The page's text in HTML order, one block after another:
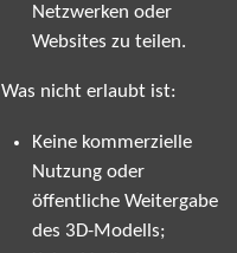
Netzwerken oder
Websites zu teilen.
Was nicht erlaubt ist:
Keine kommerzielle
Nutzung oder
öffentliche Weitergabe
des 3D-Modells;